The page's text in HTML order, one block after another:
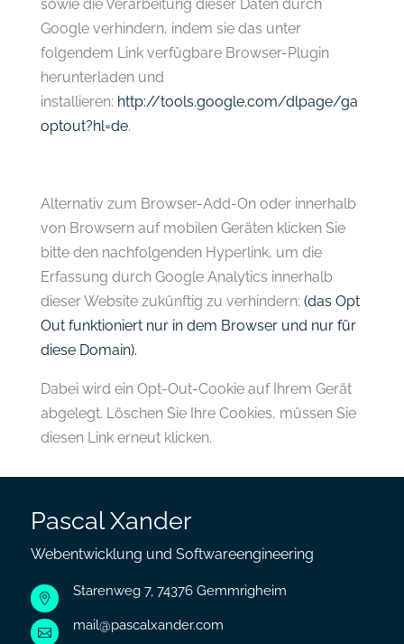
sowie die Verarbeitung dieser Daten durch
Google verhindern, indem sie das unter
folgendem Link verfügbare Browser-Plugin
herunterladen und
installieren: http://tools.google.com/dlpage/ga
optout?hl=de.
Alternativ zum Browser-Add-On oder innerhalb
von Browsern auf mobilen Geräten klicken Sie
bitte den nachfolgenden Hyperlink, um die
Erfassung durch Google Analytics innerhalb
dieser Website zukünftig zu verhindern: (das Opt
Out funktioniert nur in dem Browser und nur für
diese Domain).
Dabei wird ein Opt-Out-Cookie auf Ihrem Gerät
abgelegt. Löschen Sie Ihre Cookies, müssen Sie
diesen Link erneut klicken.
Pascal Xander
Webentwicklung und Softwareengineering
 Starenweg 7, 74376 Gemmrigheim
 mail@pascalxander.com